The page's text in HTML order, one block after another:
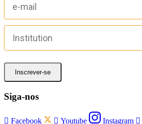
Inscrever-se
Siga-nos
 Facebook  Youtube Instagram 